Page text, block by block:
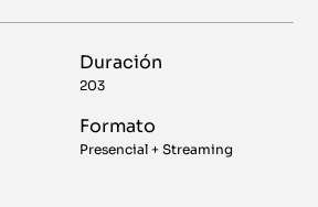
Duración
203
Formato
Presencial + Streaming